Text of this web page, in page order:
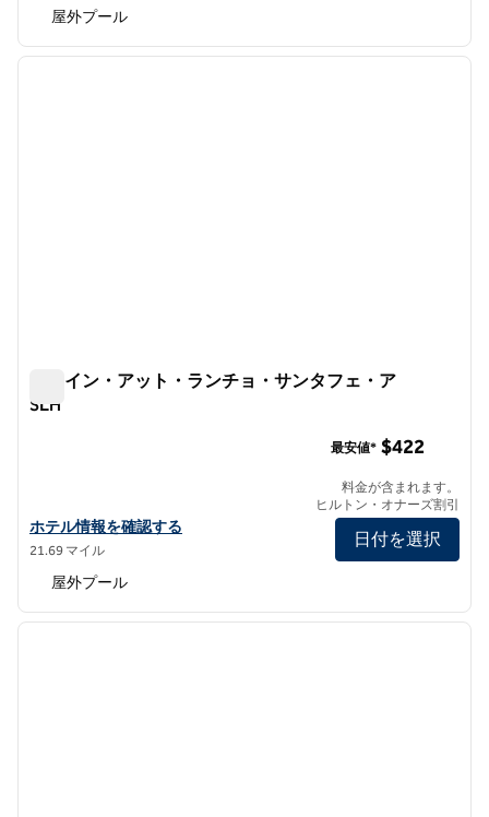
屋外プール
1/12
次の
ザ・イン・アット・ランチョ・サンタフェ・ア
SLH
ザ・イン・アット・ランチョ・サンタフェ・ア・SLHの詳細を見る
ホテル情報を確認する
21.69 マイル
最安値* $422
料金が含まれます。
ヒルトン・オナーズ割引
日付を選択
屋外プール
1/12
次の